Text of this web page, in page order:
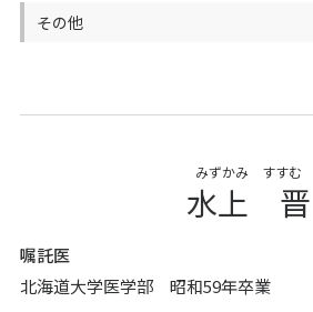
その他
みずかみ すすむ
水上 晋
嘱託医
北海道大学医学部 昭和59年卒業